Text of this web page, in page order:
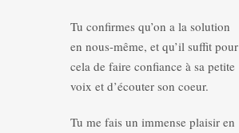
Tu confirmes qu’on a la solution
en nous-même, et qu’il suffit pour
cela de faire confiance à sa petite
voix et d’écouter son coeur.
Tu me fais un immense plaisir en